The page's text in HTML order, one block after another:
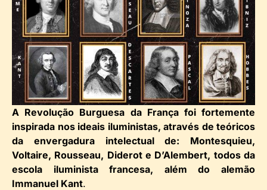
A Revolução Burguesa da França foi fortemente
inspirada nos ideais iluministas, através de teóricos
da envergadura intelectual de: Montesquieu,
Voltaire, Rousseau, Diderot e D’Alembert, todos da
escola iluminista francesa, além do alemão
Immanuel Kant.